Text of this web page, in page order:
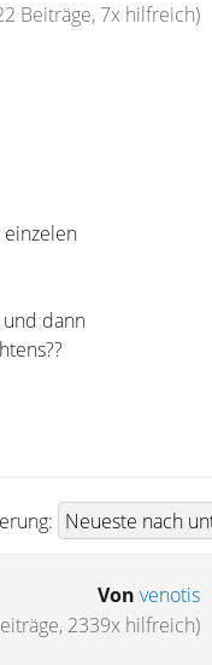
Beiträge, 7x hilfreich)
einzelen
dann
Von venotis
2339x hilfreich)